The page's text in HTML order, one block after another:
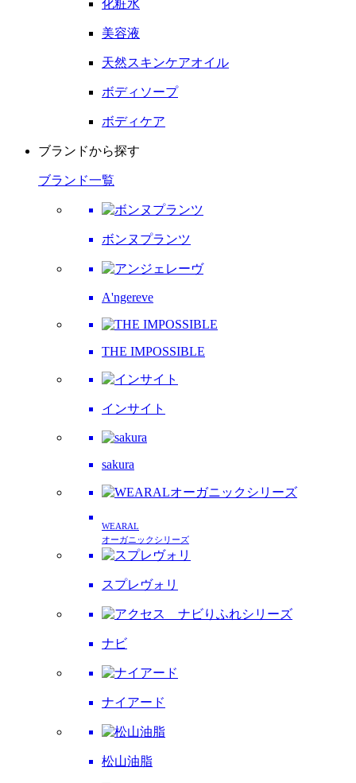
化粧水
美容液
天然スキンケアオイル
ボディソープ
ボディケア
ブランドから探す
ブランド一覧
ボンヌプランツ
A'ngereve
THE IMPOSSIBLE
インサイト
sakura
WEARAL
オーガニックシリーズ
スプレヴォリ
ナビ
ナイアード
松山油脂